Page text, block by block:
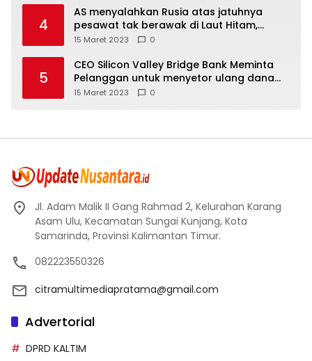
4
AS menyalahkan Rusia atas jatuhnya
pesawat tak berawak di Laut Hitam,
Moskow menyangkal
15 Maret 2023 0
5
CEO Silicon Valley Bridge Bank Meminta
Pelanggan untuk menyetor ulang dana
Mereka
15 Maret 2023 0
Jl. Adam Malik II Gang Rahmad 2, Kelurahan Karang
Asam Ulu, Kecamatan Sungai Kunjang, Kota
Samarinda, Provinsi Kalimantan Timur.
082223550326
citramultimediapratama@gmail.com
Advertorial
DPRD KALTIM